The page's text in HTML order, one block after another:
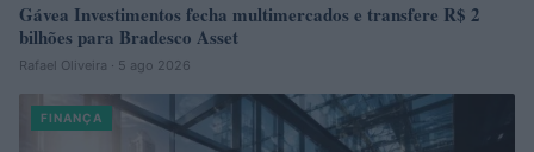
Gávea Investimentos fecha multimercados e transfere R$ 2
bilhões para Bradesco Asset
Rafael Oliveira · 5 ago 2026
FINANÇA